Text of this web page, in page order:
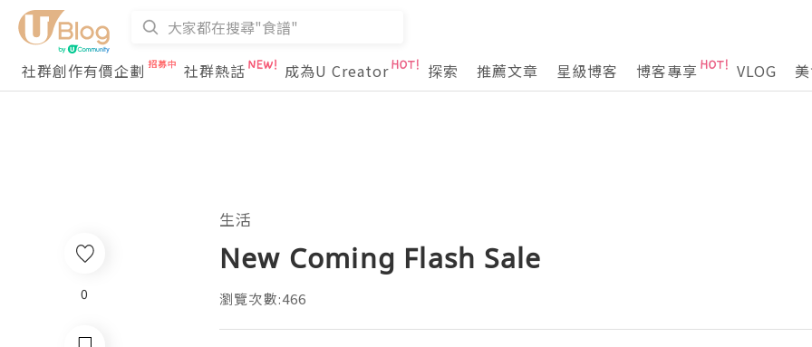
社群創作有價企劃 社群熱話 成為U Creator 探索 推薦文章 星級博客 博客專享 VLOG
生活
New Coming Flash Sale
瀏覽次數:466
0